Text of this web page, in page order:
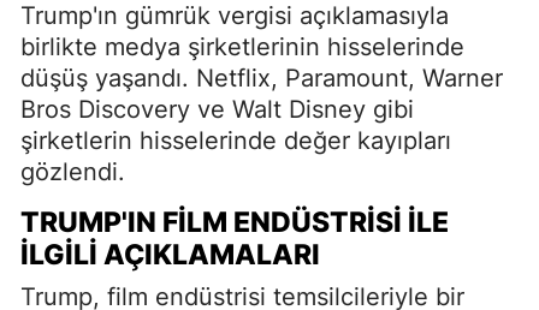
Trump'ın gümrük vergisi açıklamasıyla
birlikte medya şirketlerinin hisselerinde
düşüş yaşandı. Netflix, Paramount, Warner
Bros Discovery ve Walt Disney gibi
şirketlerin hisselerinde değer kayıpları
gözlendi.
TRUMP'IN FILM ENDÜSTRISI ILE
İLGILI AÇIKLAMALARI
Trump, film endüstrisi temsilcileriyle bir